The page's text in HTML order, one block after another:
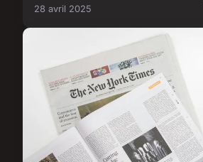
28 avril 2025